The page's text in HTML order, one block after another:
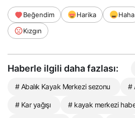
Beğendim Harika Haha
Kızgın
Haberle ilgili daha fazlası:
# Abalık Kayak Merkezi sezonu #
# Kar yağışı # kayak merkezi